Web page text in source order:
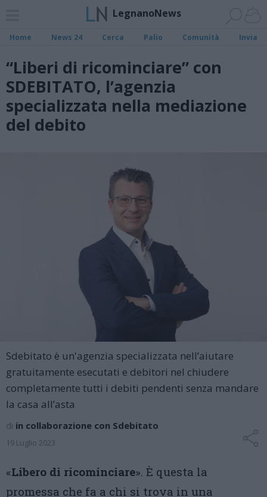
LegnanoNews
Home News 24 Cerca Palio Comunità Invia
“Liberi di ricominciare” con
SDEBITATO, l’agenzia
specializzata nella mediazione
del debito
Sdebitato è un'agenzia specializzata nell’aiutare
gratuitamente esecutati e debitori nel chiudere
completamente tutti i debiti pendenti senza mandare
la casa all’asta
di in collaborazione con Sdebitato
19 Luglio 2023
«Libero di ricominciare». È questa la
promessa che fa a chi si trova in una